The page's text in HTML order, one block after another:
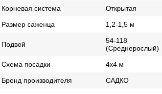
Корневая система Открытая
Размер саженца 1,2-1,5 м
Подвой
54-118
(Среднерослый)
Схема посадки 4х4 м
Бренд производителя САДКО